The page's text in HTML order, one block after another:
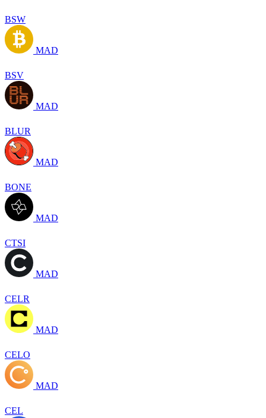
BSW
MAD
BSV
MAD
BLUR
MAD
BONE
MAD
CTSI
MAD
CELR
MAD
CELO
MAD
CEL